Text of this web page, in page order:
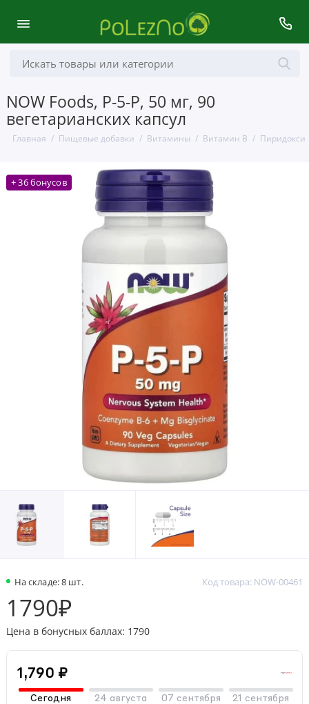
NOW Foods, P-5-P, 50 мг, 90
вегетарианских капсул
Главная Пищевые добавки Витамины Витамин B
+ 36 бонусов
На складе: 8 шт. Код товара: NOW-00461
1790₽
Цена в бонусных баллах: 1790
1,790 ₽
Сегодня 24 августа 07 сентября 21 сентября